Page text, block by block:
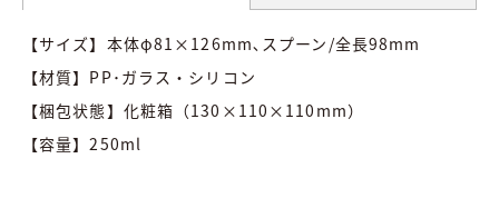
【サイズ】本体φ81×126mm､スプーン/全長98mm
【材質】PP･ガラス・シリコン
【梱包状態】化粧箱（130×110×110mm）
【容量】250ml